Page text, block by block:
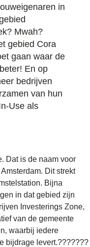
in
Mwah?
gebied Cora
gaan waar de
En op
bedrijven
van hun
Use als
Dat is de naam voor
Dit strekt
Bijna
in dat gebied zijn
Investerings Zone,
van de gemeente
waarbij iedere
bijdrage levert.???????